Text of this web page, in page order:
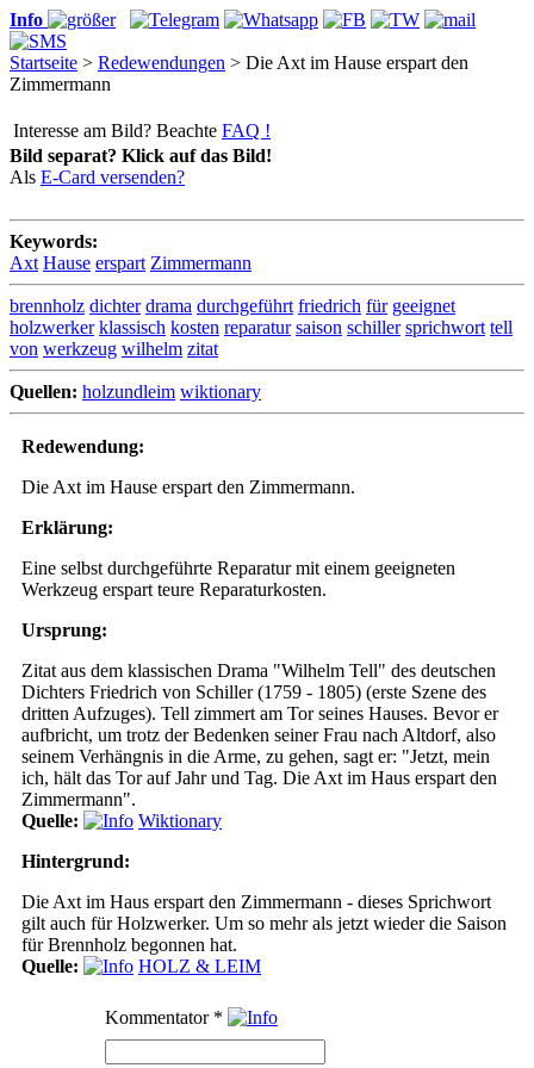
Info
Startseite > Redewendungen > Die Axt im Hause erspart den
Zimmermann
Interesse am Bild? Beachte FAQ !
Bild separat? Klick auf das Bild!
Als E-Card versenden?
Keywords:
Axt Hause erspart Zimmermann
brennholz dichter drama durchgeführt friedrich für geeignet
holzwerker klassisch kosten reparatur saison schiller sprichwort tell
von werkzeug wilhelm zitat
Quellen: holzundleim wiktionary
Redewendung:
Die Axt im Hause erspart den Zimmermann.
Erklärung:
Eine selbst durchgeführte Reparatur mit einem geeigneten
Werkzeug erspart teure Reparaturkosten.
Ursprung:
Zitat aus dem klassischen Drama "Wilhelm Tell" des deutschen
Dichters Friedrich von Schiller (1759 - 1805) (erste Szene des
dritten Aufzuges). Tell zimmert am Tor seines Hauses. Bevor er
aufbricht, um trotz der Bedenken seiner Frau nach Altdorf, also
seinem Verhängnis in die Arme, zu gehen, sagt er: "Jetzt, mein
ich, hält das Tor auf Jahr und Tag. Die Axt im Haus erspart den
Zimmermann".
Quelle:
Wiktionary
Hintergrund:
Die Axt im Haus erspart den Zimmermann - dieses Sprichwort
gilt auch für Holzwerker. Um so mehr als jetzt wieder die Saison
für Brennholz begonnen hat.
Quelle:
HOLZ & LEIM
Kommentator *